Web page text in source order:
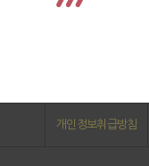
개인정보취급방침